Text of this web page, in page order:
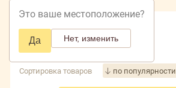
Это ваше местоположение?
Да Нет, изменить
Главная /Каталог /Напитки /
Напитки
Сортировка товаров по популярности